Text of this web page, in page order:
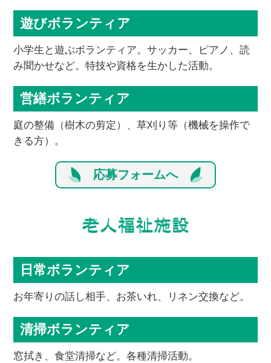
遊びボランティア
小学生と遊ぶボランティア。サッカー、ピアノ、読
み聞かせなど。特技や資格を生かした活動。
営繕ボランティア
庭の整備（樹木の剪定）、草刈り等（機械を操作で
きる方）。
応募フォームへ
日常ボランティア
お年寄りの話し相手、お茶いれ、リネン交換など。
清掃ボランティア
窓拭き、食堂清掃など。各種清掃活動。